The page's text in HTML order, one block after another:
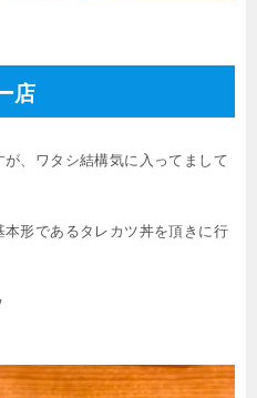
店
、ワタシ結構気に入ってまして
形であるタレカツ丼を頂きに行